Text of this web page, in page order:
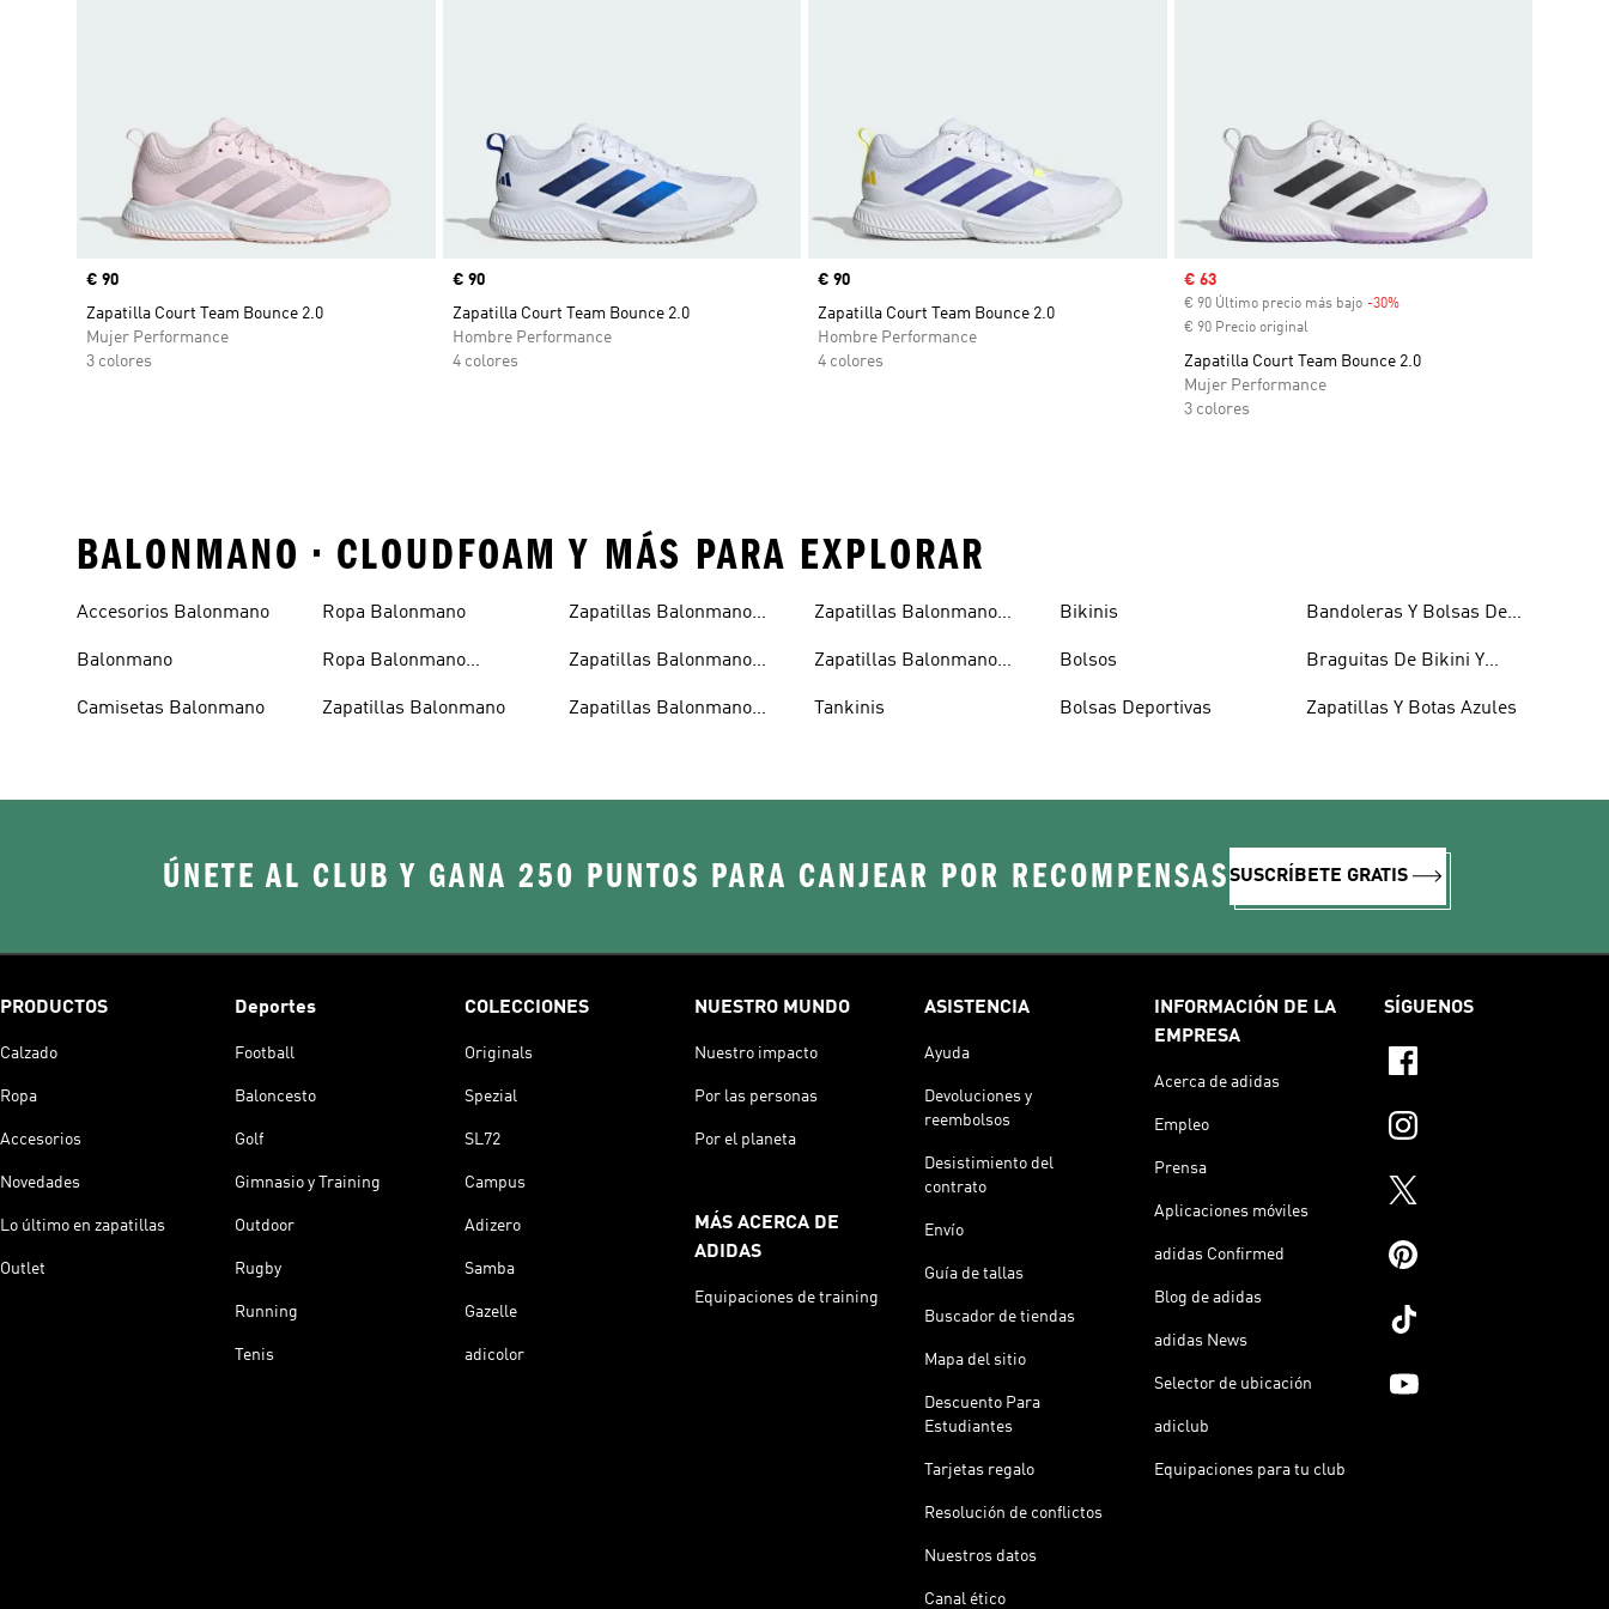
Precio
€ 90
Zapatilla Court Team Bounce 2.0
Mujer Performance
3 colores
Precio
€ 90
Zapatilla Court Team Bounce 2.0
Hombre Performance
4 colores
Precio
€ 90
Zapatilla Court Team Bounce 2.0
Hombre Performance
4 colores
Precio de venta
€ 63
€ 90 Último precio más bajo -30%Descuento
€ 90 Precio original
Zapatilla Court Team Bounce 2.0
Mujer Performance
3 colores
BALONMANO • CLOUDFOAM Y MÁS PARA EXPLORAR
Accesorios Balonmano
Balonmano
Camisetas Balonmano
Ropa Balonmano
Ropa Balonmano
Zapatillas Balonmano
Zapatillas Balonmano
Zapatillas Balonmano
Zapatillas Balonmano
Zapatillas Balonmano
Zapatillas Balonmano
Tankinis
Bikinis
Bolsos
Bolsas Deportivas
Bandoleras Y Bolsas De
Braguitas De Bikini Y
Zapatillas Y Botas Azules
ÚNETE AL CLUB Y GANA 250 PUNTOS PARA CANJEAR POR RECOMPENSASSUSCRÍBETE GRATIS
PRODUCTOS
Calzado
Ropa
Accesorios
Novedades
Lo último en zapatillas
Outlet
Deportes
Football
Baloncesto
Golf
Gimnasio y Training
Outdoor
Rugby
Running
Tenis
COLECCIONES
Originals
Spezial
SL72
Campus
Adizero
Samba
Gazelle
adicolor
NUESTRO MUNDO
Nuestro impacto
Por las personas
Por el planeta
MÁS ACERCA DE
ADIDAS
Equipaciones de training
ASISTENCIA
Ayuda
Devoluciones y
reembolsos
Desistimiento del
contrato
Envío
Guía de tallas
Buscador de tiendas
Mapa del sitio
Descuento Para
Estudiantes
Tarjetas regalo
Resolución de conflictos
Nuestros datos
Canal ético
INFORMACIÓN DE LA
EMPRESA
Acerca de adidas
Empleo
Prensa
Aplicaciones móviles
adidas Confirmed
Blog de adidas
adidas News
Selector de ubicación
adiclub
Equipaciones para tu club
SÍGUENOS